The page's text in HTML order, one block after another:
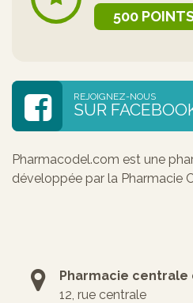
500
REJOIGNEZ-NOUS
SUR
Pharmacodel.com est une
développée par la Pharmacie
Pharmacie centrale
12, rue centrale